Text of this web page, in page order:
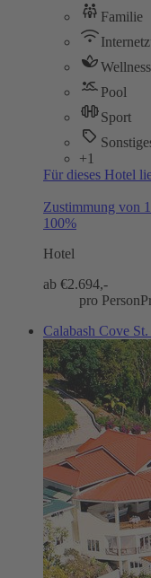
Familie
Wellness
Pool
Sport
+1
Für dieses Hotel
Zustimmung von
100%
Hotel
ab €2.694,-
pro Person
Calabash Cove